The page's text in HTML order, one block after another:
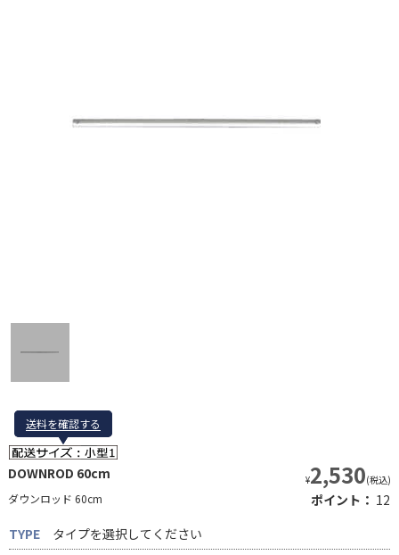
送料を確認する
送料を確認する
DOWNROD 60cm
ダウンロッド 60cm
¥2,530(税込)
ポイント： 12
TYPE
タイプを選択してください